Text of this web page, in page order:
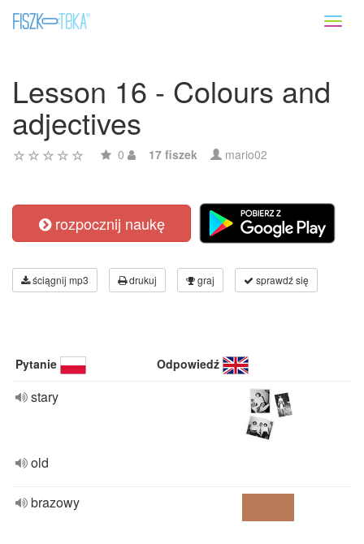
Lesson 16 - Colours and
adjectives
0 17 fiszek mario02
rozpocznij naukę
ściągnij mp3 drukuj graj sprawdź się
Pytanie Odpowiedź
stary
old
brazowy